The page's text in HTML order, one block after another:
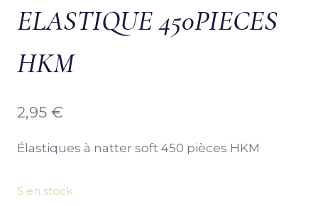
ELASTIQUE 450PIECES
HKM
2,95 €
Élastiques à natter soft 450 pièces HKM
5 en stock